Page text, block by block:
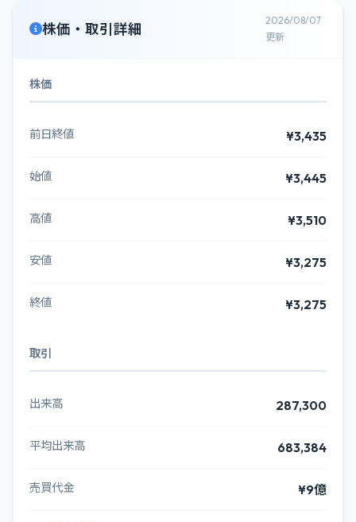
株価・取引詳細
2026/08/07
更新
株価
前日終値 ¥3,435
始値 ¥3,445
高値 ¥3,510
安値 ¥3,275
終値 ¥3,275
取引
出来高 287,300
平均出来高 683,384
売買代金 ¥9億